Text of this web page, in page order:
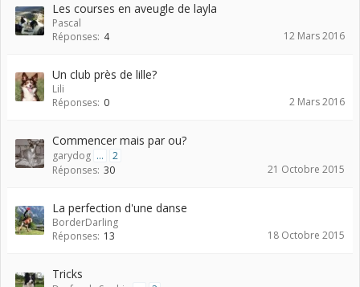
Les courses en aveugle de layla
Pascal
Réponses: 4 12 Mars 2016
Un club près de lille?
Lili
Réponses: 0 2 Mars 2016
Commencer mais par ou?
garydog ...
2
Réponses: 30 21 Octobre 2015
La perfection d'une danse
BorderDarling
Réponses: 13 18 Octobre 2015
Tricks